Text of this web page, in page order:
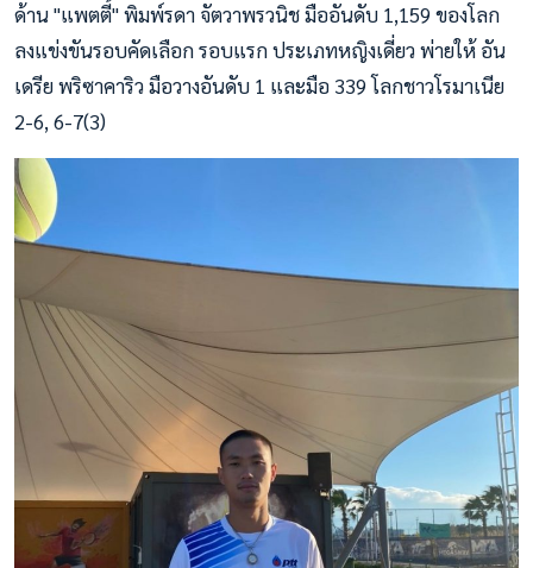
ด้าน "แพตตี้" พิมพ์รดา จัตวาพรวนิช มืออันดับ 1,159 ของโลก
ลงแข่งขันรอบคัดเลือก รอบแรก ประเภทหญิงเดี่ยว พ่ายให้ อัน
เดรีย พริซาคาริว มือวางอันดับ 1 และมือ 339 โลกชาวโรมาเนีย
2-6, 6-7(3)